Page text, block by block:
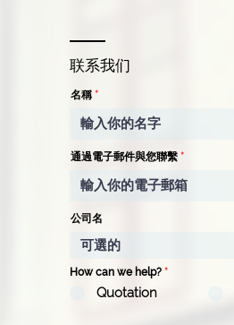
名稱
通過電子郵件與您聯繫
公司名
How can we help? *
Quotation
联系我们